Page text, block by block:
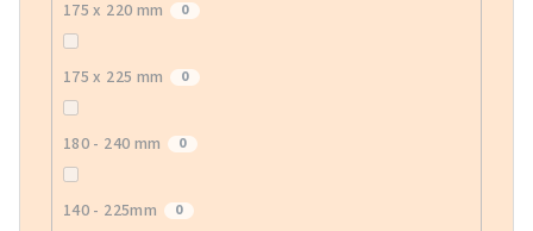
175 x 220 mm 0
175 x 225 mm 0
180 - 240 mm 0
140 - 225mm 0